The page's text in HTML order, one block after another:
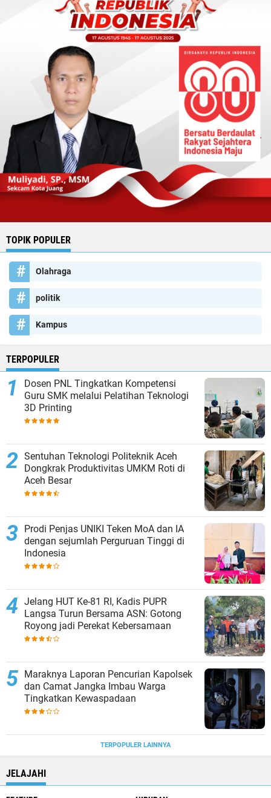
TOPIK POPULER
Olahraga
politik
Kampus
TERPOPULER
Dosen PNL Tingkatkan Kompetensi
Guru SMK melalui Pelatihan Teknologi
3D Printing
Sentuhan Teknologi Politeknik Aceh
Dongkrak Produktivitas UMKM Roti di
Aceh Besar
Prodi Penjas UNIKI Teken MoA dan IA
dengan sejumlah Perguruan Tinggi di
Indonesia
Jelang HUT Ke-81 RI, Kadis PUPR
Langsa Turun Bersama ASN: Gotong
Royong jadi Perekat Kebersamaan
Maraknya Laporan Pencurian Kapolsek
dan Camat Jangka Imbau Warga
Tingkatkan Kewaspadaan
TERPOPULER LAINNYA
JELAJAHI